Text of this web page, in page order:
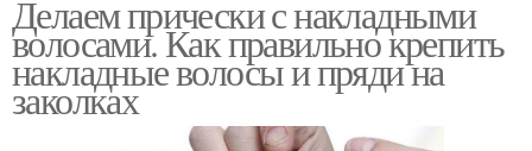
Делаем прически с накладными
волосами. Как правильно крепить
накладные волосы и пряди на
заколках